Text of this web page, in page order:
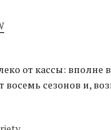
от кассы: вполне
восемь сезонов и,